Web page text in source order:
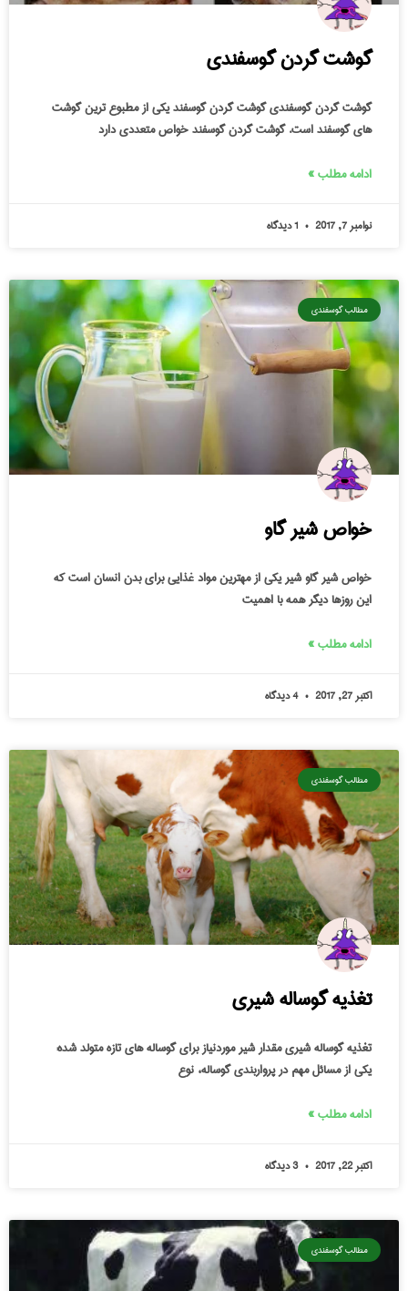
گوشت گردن گوسفندی
گوشت گردن گوسفندی گوشت گردن گوسفند یکی از مطبوع ترین گوشت
های گوسفند است. گوشت گردن گوسفند خواص متعددی دارد
ادامه مطلب »
نوامبر 7, 2017
مطالب گوسفندی
خواص شیر گاو
خواص شیر گاو شیر یکی از مهترین مواد غذایی برای بدن انسان است که
این روزها دیگر همه با اهمیت
ادامه مطلب »
اکتبر 27, 2017 4 دیدگاه
مطالب گوسفندی
تغذیه گوساله شیری
تغذیه گوساله شیری مقدار شیر موردنیاز برای گوساله های تازه متولد شده:
یکی از مسائل مهم در پرواربندی گوساله، نوع
ادامه مطلب »
اکتبر 22, 2017 3 دیدگاه
مطالب گوسفندی